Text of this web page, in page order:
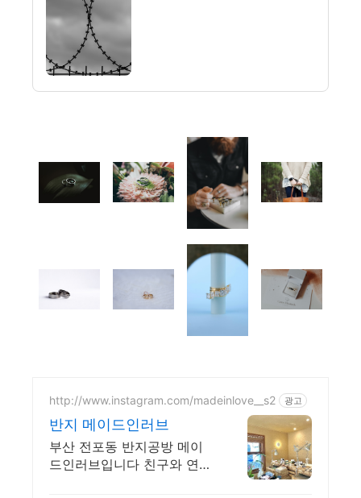
http://www.instagram.com/madeinlove__s2 광고
반지 메이드인러브
부산 전포동 반지공방 메이
드인러브입니다 친구와 연인